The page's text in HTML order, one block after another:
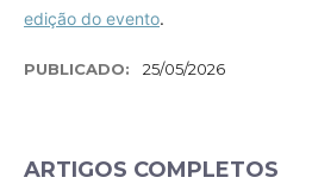
edição do evento.
PUBLICADO: 25/05/2026
ARTIGOS COMPLETOS